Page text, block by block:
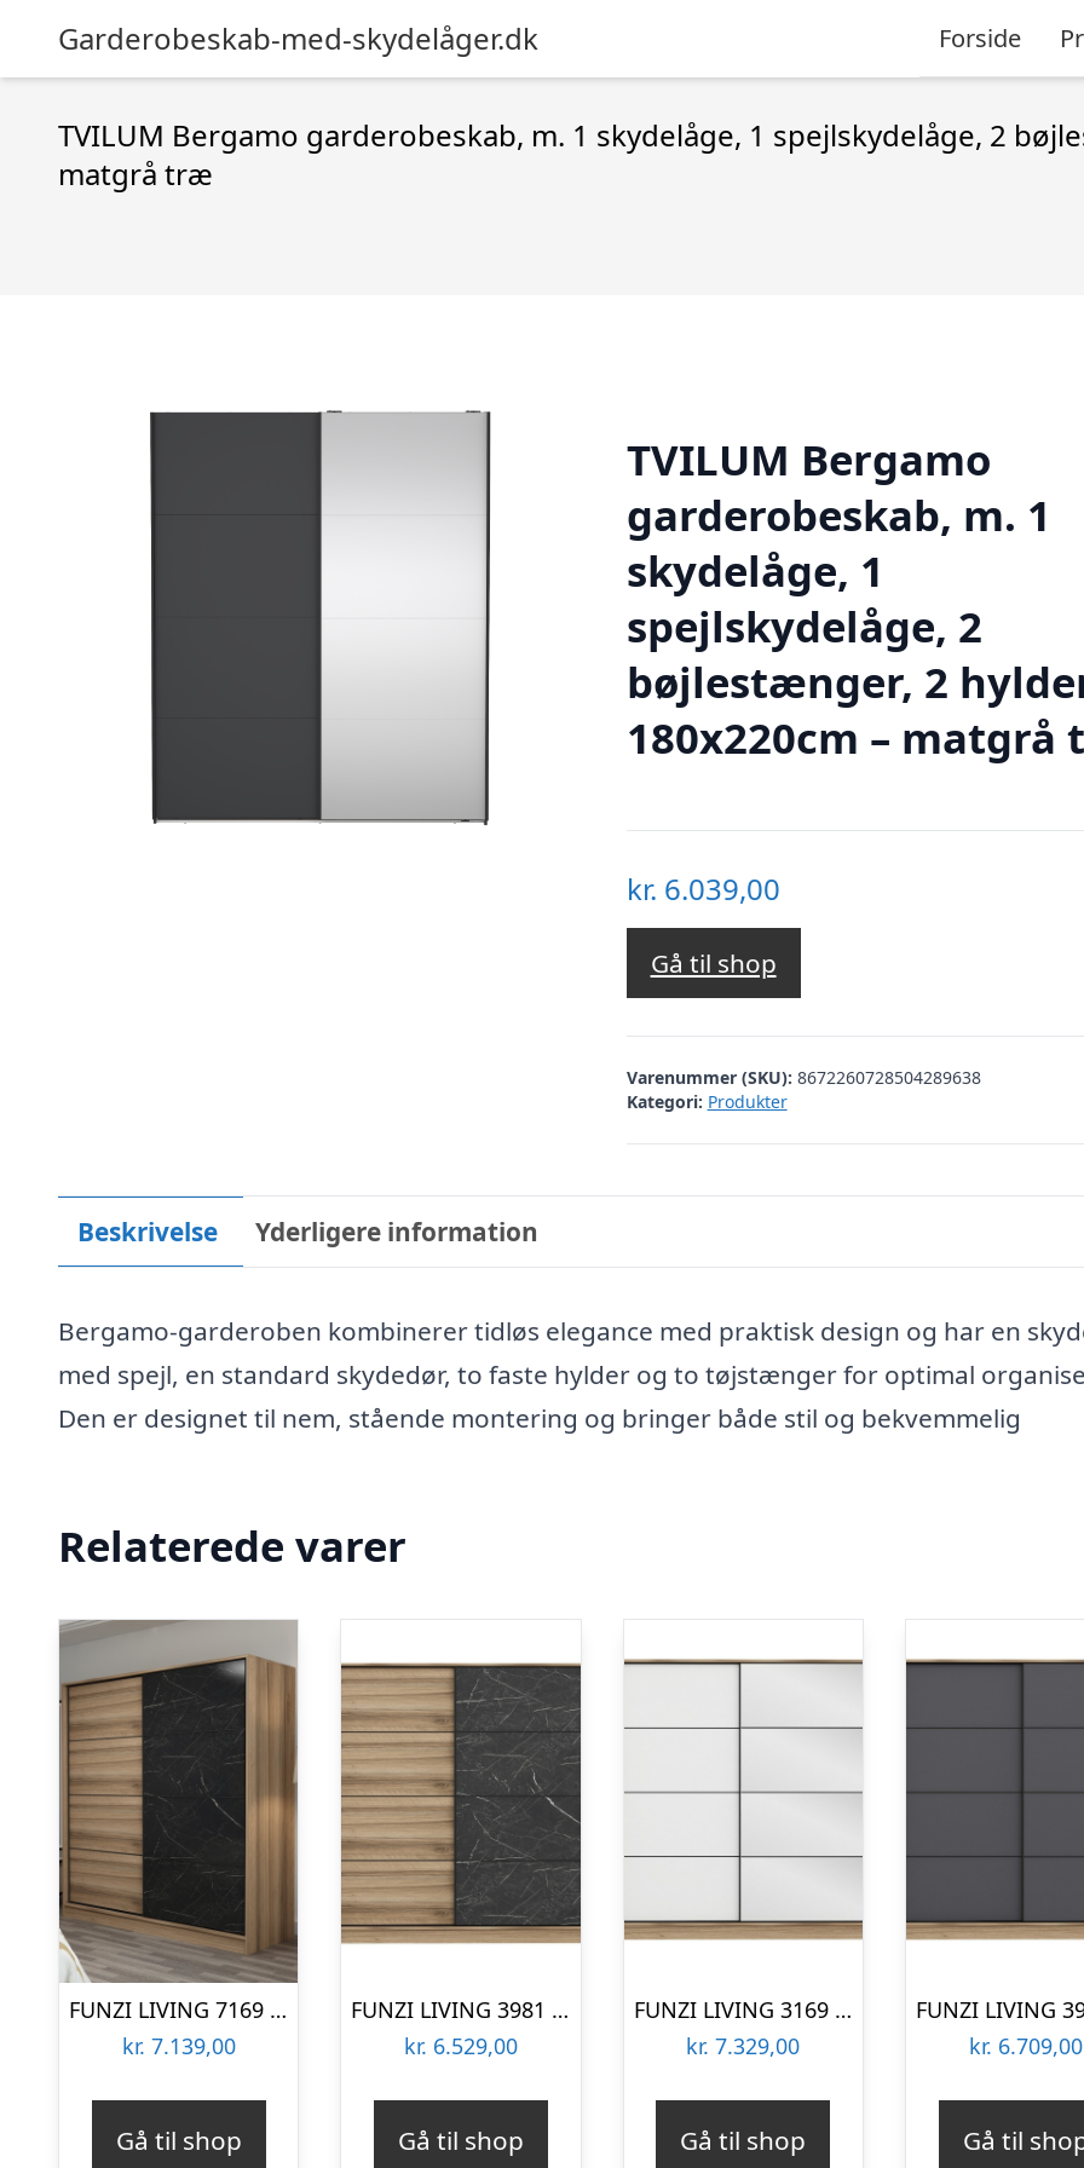
Garderobeskab-med-skydelåger.dk Forside
TVILUM Bergamo garderobeskab, m. 1 skydelåge, 1 spejlskydelåge, 2
matgrå træ
TVILUM Bergamo
garderobeskab, m. 1
skydelåge, 1
spejlskydelåge, 2
bøjlestænger, 2
180x220cm –
kr. 6.039,00
Gå til shop
Varenummer (SKU): 8672260728504289638
Kategori: Produkter
Beskrivelse Yderligere information
Bergamo-garderoben kombinerer tidløs elegance med praktisk design og har en
med spejl, en standard skydedør, to faste hylder og to tøjstænger for optimal
Den er designet til nem, stående montering og bringer både stil og bekvemmelig
Relaterede varer
FUNZI LIVING 7169 garderobeskab, 2 skydelåger, 2 bøjlestænger, 2 skuffer – natur melamin
kr. 7.139,00
Gå til shop
FUNZI LIVING 3981 garderobeskab, 2 skydelåger, 2 bøjlestænger, 2 skuffer – natur/sort melamin
kr. 6.529,00
Gå til shop
FUNZI LIVING 3169 garderobeskab, spejl, 2 skydelåger, 2 bøjlestænger, 2 skuffer – natur melamin
kr. 7.329,00
Gå til shop
kr. 6.709,00
Gå til